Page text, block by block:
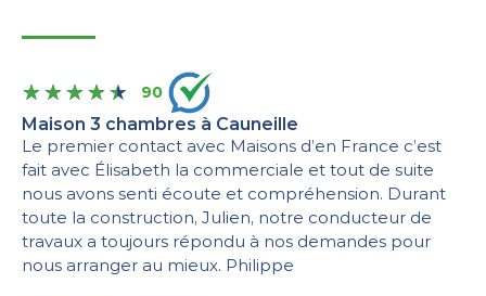
90
Maison 3 chambres à Cauneille
Le premier contact avec Maisons d’en France c’est
fait avec Élisabeth la commerciale et tout de suite
nous avons senti écoute et compréhension. Durant
toute la construction, Julien, notre conducteur de
travaux a toujours répondu à nos demandes pour
nous arranger au mieux. Philippe